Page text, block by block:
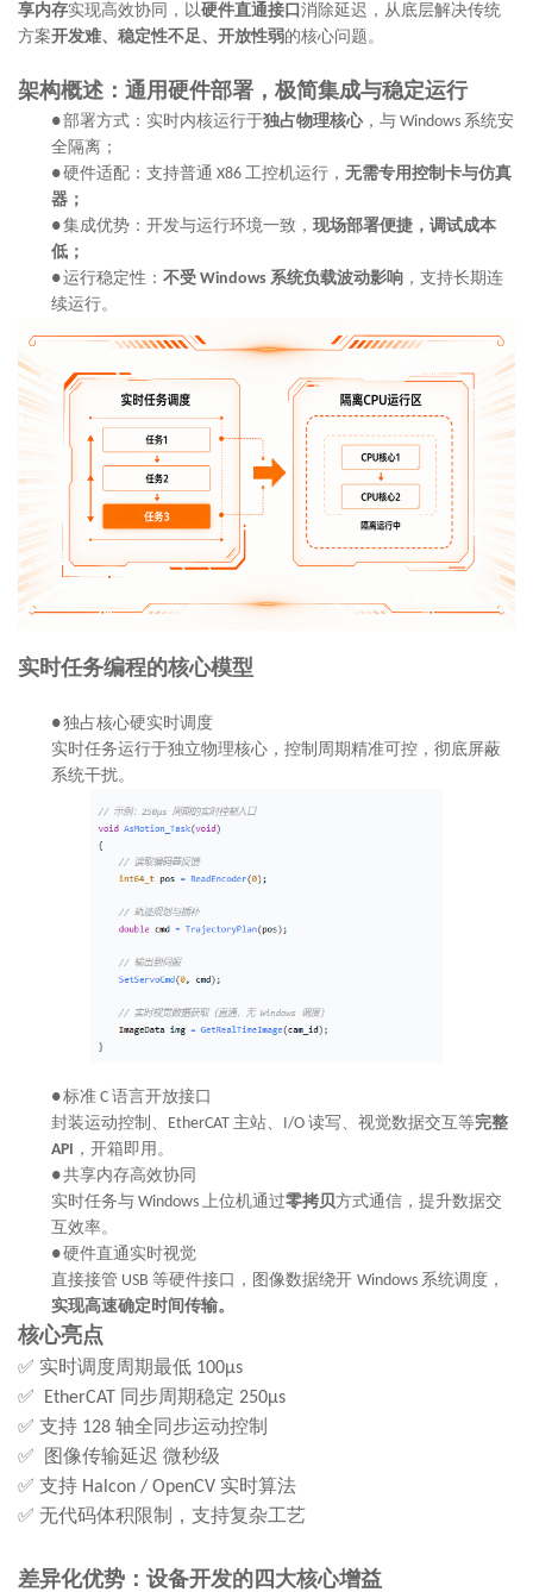
享内存实现高效协同，以硬件直通接口 消除延迟，从底层解决传统
方案开发难、稳定性不足、开放性弱的核心问题。
架构概述：通用硬件部署，极简集成与稳定运行
●部署方式：实时内核运行于独占物理核心，与 Windows 系统安
全隔离；
●硬件适配：支持普通 X86 工控机运行， 无需专用控制卡与仿真
器；
●集成优势：开发与运行环境一致， 现场部署便捷，调试成本
低；
●运行稳定性： 不受 Windows 系统负载波动影响 ，支持长期连
续运行。
实时任务编程的核心模型
●独占核心硬实时调度
实时任务运行于独立物理核心，控制周期精准可控，彻底屏蔽
系统干扰。
●标准 C 语言开放接口
封装运动控制、 EtherCAT 主站、 I/O 读写、视觉数据交互等完整
API ，开箱即用。
●共享内存高效协同
实时任务与 Windows 上位机通过零拷贝方式通信，提升数据交
互效率。
●硬件直通实时视觉
直接接管 USB 等硬件接口，图像数据绕开 Windows 系统调度，
实现高速确定时间传输。
核心亮点
✅ 实时调度周期最低 100μs
✅ EtherCAT 同步周期稳定 250μs
✅ 支持 128 轴全同步运动控制
✅
图像传输延迟 微秒级
✅ 支持 Halcon / OpenCV 实时算法
✅ 无代码体积限制，支持复杂工艺
差异化优势：设备开发的四大核心增益